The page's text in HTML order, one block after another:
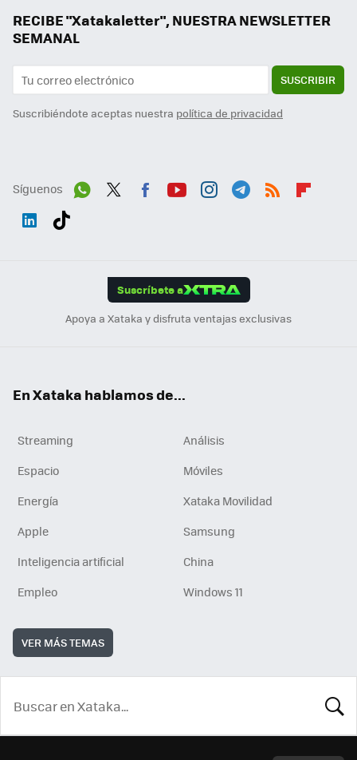
RECIBE "Xatakaletter", NUESTRA NEWSLETTER
SEMANAL
SUSCRIBIR
Suscribiéndote aceptas nuestra política de privacidad
Síguenos
Suscríbete a
Apoya a Xataka y disfruta ventajas exclusivas
En Xataka hablamos de...
Streaming
Análisis
Espacio
Móviles
Energía
Xataka Movilidad
Apple
Samsung
Inteligencia artificial
China
Empleo
Windows 11
VER MÁS TEMAS